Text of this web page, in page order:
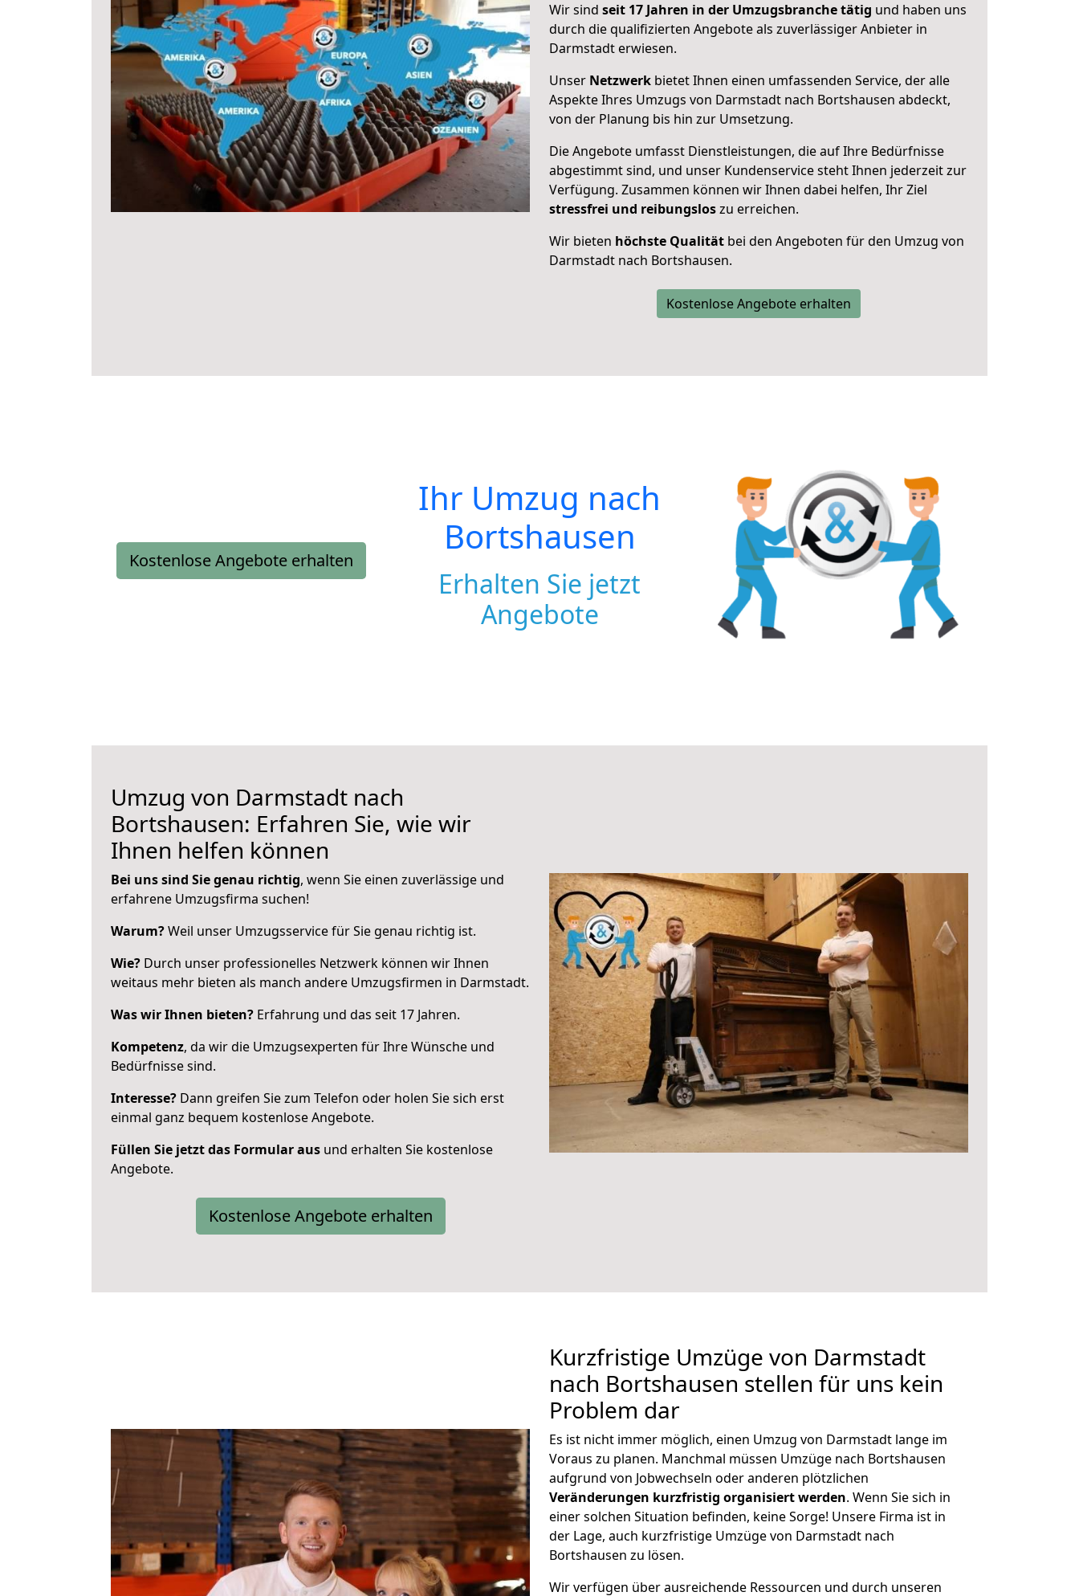
Wir sind seit 17 Jahren in der Umzugsbranche tätig und haben uns
durch die qualifizierten Angebote als zuverlässiger Anbieter in
Darmstadt erwiesen.
Unser Netzwerk bietet Ihnen einen umfassenden Service, der alle
Aspekte Ihres Umzugs von Darmstadt nach Bortshausen abdeckt,
von der Planung bis hin zur Umsetzung.
Die Angebote umfasst Dienstleistungen, die auf Ihre Bedürfnisse
abgestimmt sind, und unser Kundenservice steht Ihnen jederzeit zur
Verfügung. Zusammen können wir Ihnen dabei helfen, Ihr Ziel
stressfrei und reibungsloszu erreichen.
Wir bieten höchste Qualität bei den Angeboten für den Umzug von
Darmstadt nach Bortshausen.
Kostenlose Angebote erhalten
Kostenlose Angebote erhalten
Ihr Umzug nach
Bortshausen
Erhalten Sie jetzt
Angebote
Umzug von Darmstadt nach
Bortshausen: Erfahren Sie, wie wir
Ihnen helfen können
Bei uns sind Sie genau richtig, wenn Sie einen zuverlässige und
erfahrene Umzugsfirma suchen!
Warum?Weil unser Umzugsservice für Sie genau richtig ist.
Wie? Durch unser professionelles Netzwerk können wir Ihnen
weitaus mehr bieten als manch andere Umzugsfirmen in Darmstadt.
Was wir Ihnen bieten? Erfahrung und das seit 17 Jahren.
Kompetenz, da wir die Umzugsexperten für Ihre Wünsche und
Bedürfnisse sind.
Interesse? Dann greifen Sie zum Telefon oder holen Sie sich erst
einmal ganz bequem kostenlose Angebote.
Füllen Sie jetzt das Formular aus und erhalten Sie kostenlose
Angebote.
Kostenlose Angebote erhalten
Kurzfristige Umzüge von Darmstadt
nach Bortshausen stellen für uns kein
Problem dar
Es ist nicht immer möglich, einen Umzug von Darmstadt lange im
Voraus zu planen. Manchmal müssen Umzüge nach Bortshausen
aufgrund von Jobwechseln oder anderen plötzlichen
Veränderungen kurzfristig organisiert werden. Wenn Sie sich in
einer solchen Situation befinden, keine Sorge! Unsere Firma ist in
der Lage, auch kurzfristige Umzüge von Darmstadt nach
Bortshausen zu lösen.
Wir verfügen über ausreichende Ressourcen und durch unseren